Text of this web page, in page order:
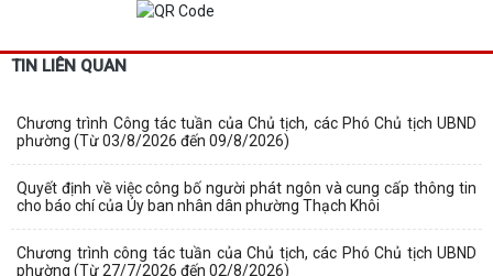
TIN LIÊN QUAN
Chương trình Công tác tuần của Chủ tịch, các Phó Chủ tịch UBND
phường (Từ 03/8/2026 đến 09/8/2026)
Quyết định về việc công bố người phát ngôn và cung cấp thông tin
cho báo chí của Ủy ban nhân dân phường Thạch Khôi
Chương trình công tác tuần của Chủ tịch, các Phó Chủ tịch UBND
phường (Từ 27/7/2026 đến 02/8/2026)